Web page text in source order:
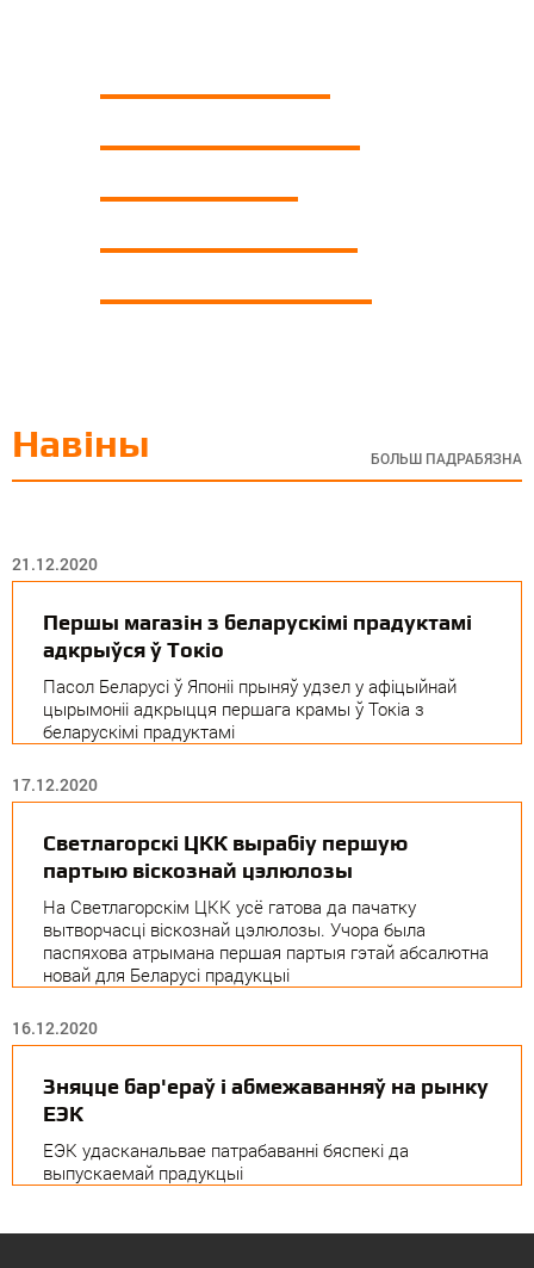
Навіны БОЛЬШ ПАДРАБЯЗНА
21.12.2020
Першы магазін з беларускімі прадуктамі
адкрыўся ў Токіо
Пасол Беларусі ў Японіі прыняў удзел у афіцыйнай
цырымоніі адкрыцця першага крамы ў Токіа з
беларускімі прадуктамі
17.12.2020
Светлагорскі ЦКК вырабіу першую
партыю віскознай цэлюлозы
На Светлагорскім ЦКК усё гатова да пачатку
вытворчасці віскознай цэлюлозы. Учора была
паспяхова атрымана першая партыя гэтай абсалютна
новай для Беларусі прадукцыі
16.12.2020
Зняцце бар'ераў і абмежаванняў на рынку
ЕЭК
ЕЭК удасканальвае патрабаванні бяспекі да
выпускаемай прадукцыі